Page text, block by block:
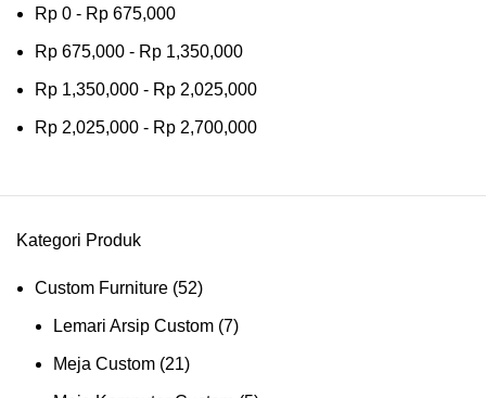
Rp 0 - Rp 675,000
Rp 675,000 - Rp 1,350,000
Rp 1,350,000 - Rp 2,025,000
Rp 2,025,000 - Rp 2,700,000
Kategori Produk
Custom Furniture (52)
Lemari Arsip Custom (7)
Meja Custom (21)